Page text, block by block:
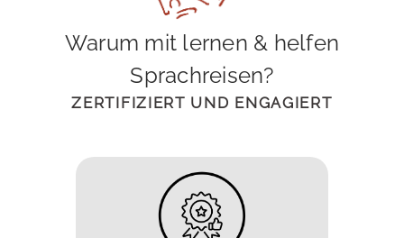
Warum mit lernen & helfen
Sprachreisen?
ZERTIFIZIERT UND ENGAGIERT